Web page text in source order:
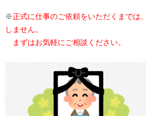
※正式に仕事のご依頼をいただくまでは
しません。
まずはお気軽にご相談ください。